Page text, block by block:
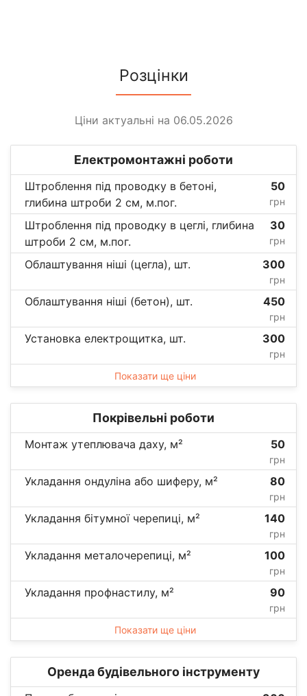
Розцінки
Ціни актуальні на 06.05.2026
Електромонтажні роботи
Штроблення під проводку в бетоні,
глибина штроби 2 см, м.пог.
50
грн
Штроблення під проводку в цеглі, глибина
штроби 2 см, м.пог.
30
грн
Облаштування ніші (цегла), шт. 300
грн
Облаштування ніші (бетон), шт. 450
грн
Установка електрощитка, шт. 300
грн
Показати ще ціни
Покрівельні роботи
Монтаж утеплювача даху, м² 50
грн
Укладання ондуліна або шиферу, м² 80
грн
Укладання бітумної черепиці, м² 140
грн
Укладання металочерепиці, м² 100
грн
Укладання профнастилу, м² 90
грн
Показати ще ціни
Оренда будівельного інструменту